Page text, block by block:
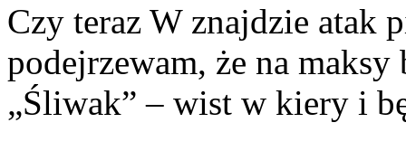
Czy teraz W znajdzie atak
podejrzewam, że na
„Śliwak” – wist w kiery i